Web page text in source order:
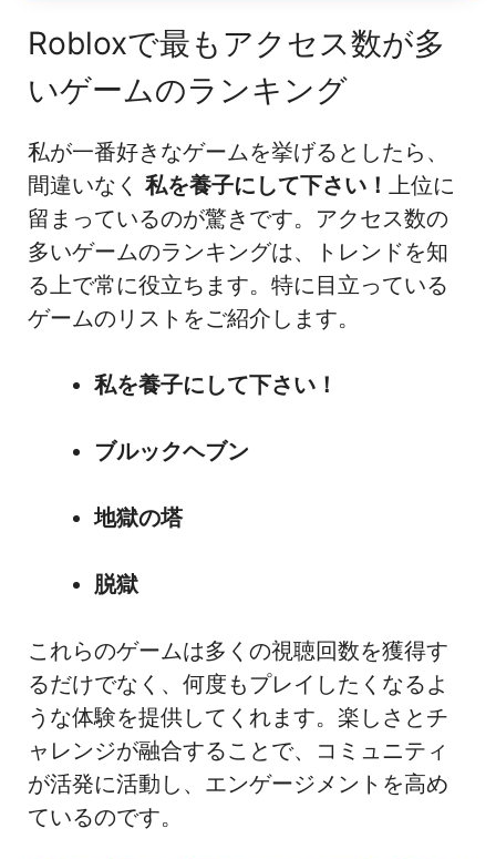
Robloxで最もアクセス数が多
いゲームのランキング
私が一番好きなゲームを挙げるとしたら、
間違いなく 私を養子にして下さい！
上位に
留まっているのが驚きです。アクセス数の
多いゲームのランキングは、トレンドを知
る上で常に役立ちます。特に目立っている
ゲームのリストをご紹介します。
私を養子にして下さい！
ブルックヘブン
地獄の塔
脱獄
これらのゲームは多くの視聴回数を獲得す
るだけでなく、何度もプレイしたくなるよ
うな体験を提供してくれます。楽しさとチ
ャレンジが融合することで、コミュニティ
が活発に活動し、エンゲージメントを高め
ているのです。